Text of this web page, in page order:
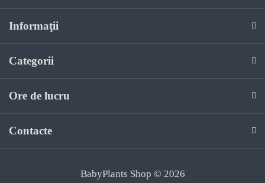
Informaţii
Categorii
Ore de lucru
Contacte
BabyPlants Shop © 2026